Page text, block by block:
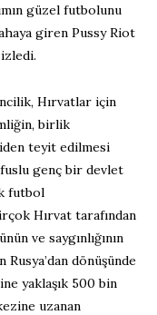
güzel futbolunu
giren Pussy Riot
Hırvatlar için
birlik
teyit edilmesi
genç bir devlet
futbol
Hırvat tarafından
ve saygınlığının
dönüşünde
yaklaşık 500 bin
uzanan